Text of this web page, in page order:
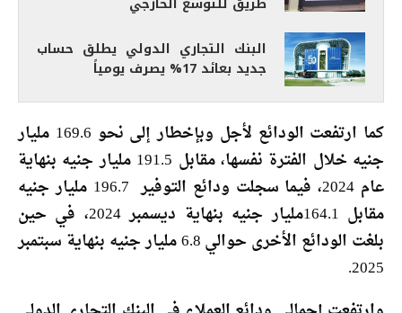
البنك التجاري الدولي يطلق حساب
جديد بعائد 17% يصرف يومياً
كما ارتفعت الودائع لأجل وبإخطار إلى نحو 169.6 مليار
جنيه خلال الفترة نفسها، مقابل 191.5 مليار جنيه بنهاية
عام 2024، فيما سجلت ودائع التوفير 196.7 مليار جنيه
مقابل 164.1مليار جنيه بنهاية ديسمبر 2024، في حين
بلغت الودائع الأخرى حوالي 6.8 مليار جنيه بنهاية سبتمبر
2025.